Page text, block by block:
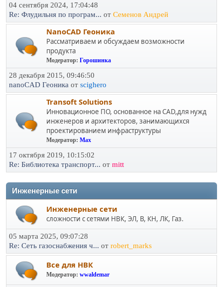
04 сентября 2024, 17:04:48
Re: Флудильня по програм... от Семенов Андрей
NanoCAD Геоника
Рассматриваем и обсуждаем возможности
продукта
Модератор: Горошинка
28 декабря 2015, 09:46:50
nanoCAD Геоника от scighero
Transoft Solutions
Инновационное ПО, основанное на CAD,для нужд
инженеров и архитекторов, занимающихся
проектированием инфраструктуры
Модератор: Max
17 октября 2019, 10:15:02
Re: Библиотека транспорт... от mitt
Инженерные сети
Инженерные сети
сложности с сетями НВК, ЭЛ, В, КН, ЛК, Газ.
05 марта 2025, 09:07:28
Re: Сеть газоснабжения ч... от robert_marks
Все для НВК
Модератор: wwaldemar